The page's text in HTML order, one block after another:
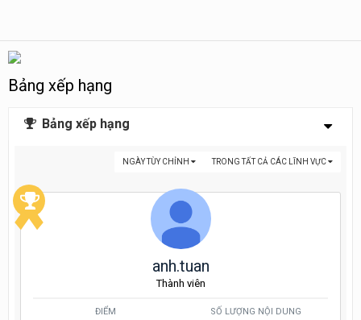
Bảng xếp hạng
Bảng xếp hạng
TRONG TẤT CẢ CÁC LĨNH VỰC
NGÀY TÙY CHỈNH
anh.tuan
Thành viên
ĐIỂM SỐ LƯỢNG NỘI DUNG